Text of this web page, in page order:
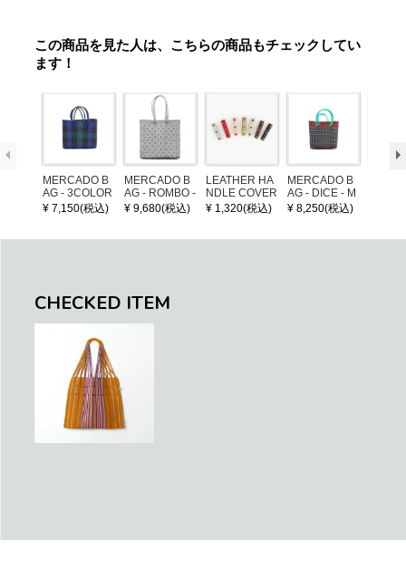
この商品を見た人は、こちらの商品もチェックしてい
ます！
MERCADO B
AG - 3COLOR
S CHECK - Bl
ack / Dark Gre
¥ 7,150(税込)
MERCADO B
AG - ROMBO -
LONG HANDL
E - Silver / Whi
¥ 9,680(税込)
LEATHER HA
NDLE COVER
¥ 1,320(税込)
MERCADO B
AG - DICE - M
OSAIC - Copp
er / Navy / Mint
¥ 8,250(税込)
CHECKED ITEM